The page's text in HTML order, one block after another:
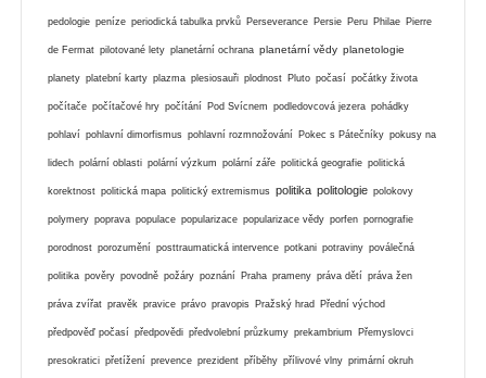
pedologie peníze periodická tabulka prvků Perseverance Persie Peru Philae Pierre
de Fermat pilotované lety planetární ochrana planetární vědy planetologie
planety platební karty plazma plesiosauři plodnost Pluto počasí počátky života
počítače počítačové hry počítání Pod Svícnem podledovcová jezera pohádky
pohlaví pohlavní dimorfismus pohlavní rozmnožování Pokec s Pátečníky pokusy na
lidech polární oblasti polární výzkum polární záře politická geografie politická
korektnost politická mapa politický extremismus politika politologie polokovy
polymery poprava populace popularizace popularizace vědy porfen pornografie
porodnost porozumění posttraumatická intervence potkani potraviny poválečná
politika pověry povodně požáry poznání Praha prameny práva dětí práva žen
práva zvířat pravěk pravice právo pravopis Pražský hrad Přední východ
předpověď počasí předpovědi předvolební průzkumy prekambrium Přemyslovci
presokratici přetížení prevence prezident příběhy přílivové vlny primární okruh